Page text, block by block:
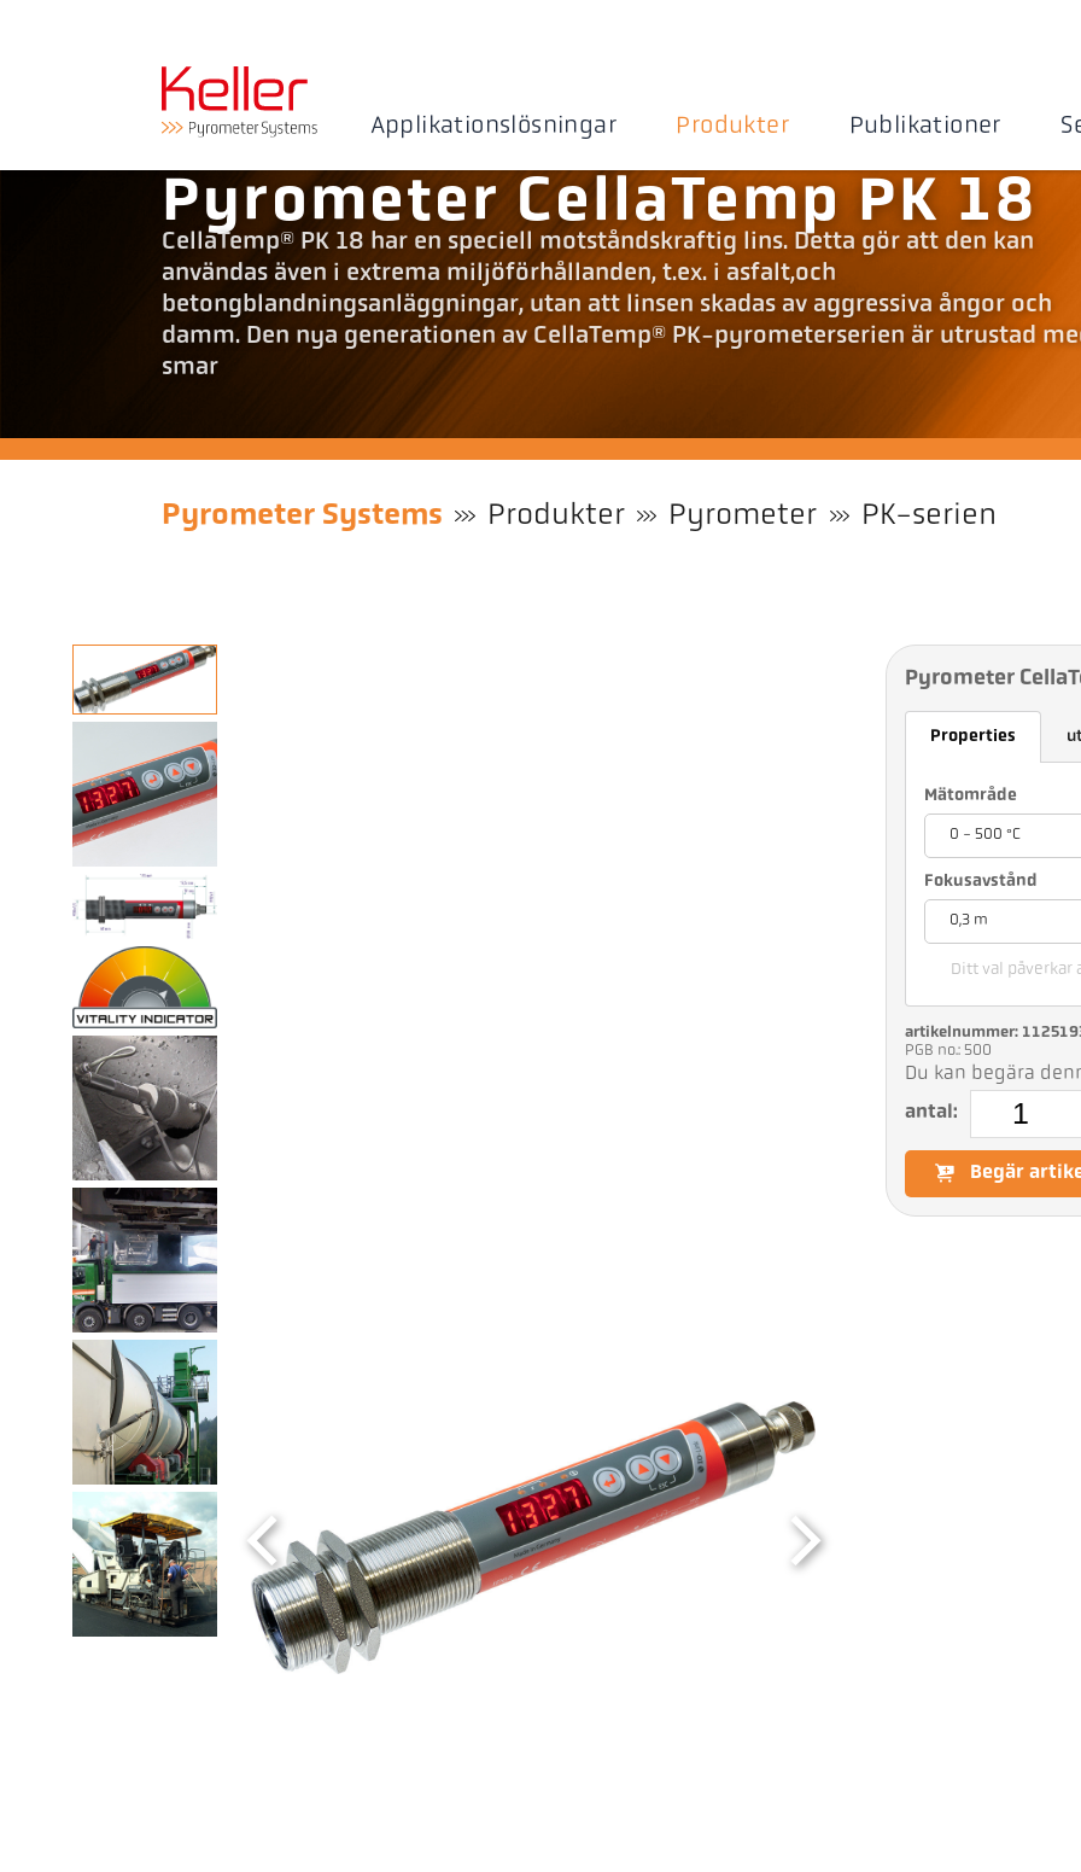
Applikationslösningar Produkter Publikationer
Pyrometer CellaTemp PK 18
CellaTemp® PK 18 har en speciell motståndskraftig lins. Detta gör att den kan
användas även i extrema miljöförhållanden, t.ex. i asfalt,och
betongblandningsanläggningar, utan att linsen skadas av aggressiva ångor och
damm. Den nya generationen av CellaTemp® PK-pyrometerserien är utrustad
smar
Pyrometer Systems Produkter Pyrometer PK-serien
Pyrometer
Properties
Mätområde
0 - 500 °C
Fokusavstånd
0,3 m
Ditt val påverkar
artikelnummer:
PGB no.: 500
Du kan begära
antal:
Begär